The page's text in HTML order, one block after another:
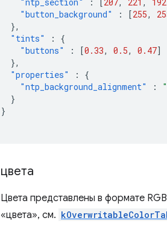
"button_background"
: [255,
},
"tints"
:
{
"buttons"
: [0.33, 0.5, 0.47]
},
"properties"
:
{
"ntp_background_alignment"
:
}
}
цвета
Цвета представлены в формате
«цвета», см.